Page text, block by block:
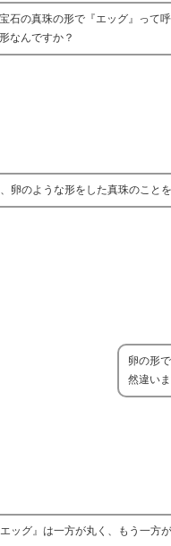
石の真珠の形で『エッグ』って
なんですか？
卵のような形をした真珠のことを
卵の形
然違い
ッグ』は一方が丸く、もう一